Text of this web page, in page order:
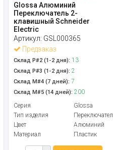
Glossa Алюминий
Переключатель 2-
клавишный Schneider
Electric
Артикул: GSL000365
Предзаказ
Склад Р#2 (1-2 дня): 13
Склад Р#3 (1-2 дня): 2
Склад М#4 (7 дней): 7
Склад М#5 (14 дней): 200
Серия
Glossa
Тип изделия
Цвет
Алюминий
Материал
Пластик